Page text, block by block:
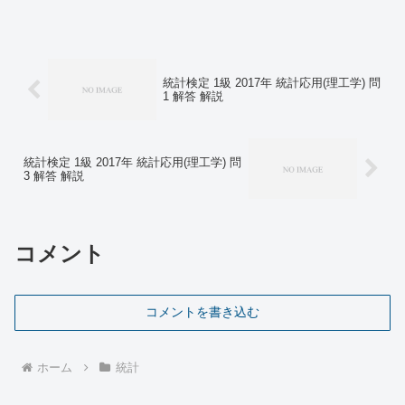
統計検定 1級 2017年 統計応用(理工学) 問
1 解答 解説
統計検定 1級 2017年 統計応用(理工学) 問
3 解答 解説
コメント
コメントを書き込む
ホーム 統計